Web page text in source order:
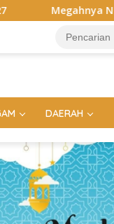
Massal
DAERAH